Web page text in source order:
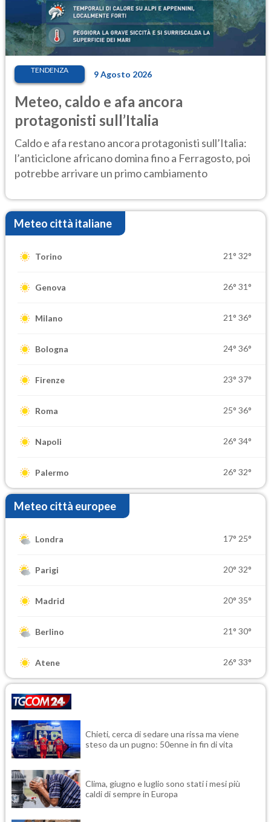
TENDENZA 9 Agosto 2026
Meteo, caldo e afa ancora
protagonisti sull’Italia
Caldo e afa restano ancora protagonisti sull’Italia:
l’anticiclone africano domina fino a Ferragosto, poi
potrebbe arrivare un primo cambiamento
Meteo città italiane
Torino 21° 32°
Genova 26° 31°
Milano 21° 36°
Bologna 24° 36°
Firenze 23° 37°
Roma 25° 36°
Napoli 26° 34°
Palermo 26° 32°
Meteo città europee
Londra 17° 25°
Parigi 20° 32°
Madrid 20° 35°
Berlino 21° 30°
Atene 26° 33°
Chieti, cerca di sedare una rissa ma viene
steso da un pugno: 50enne in fin di vita
Clima, giugno e luglio sono stati i mesi più
caldi di sempre in Europa